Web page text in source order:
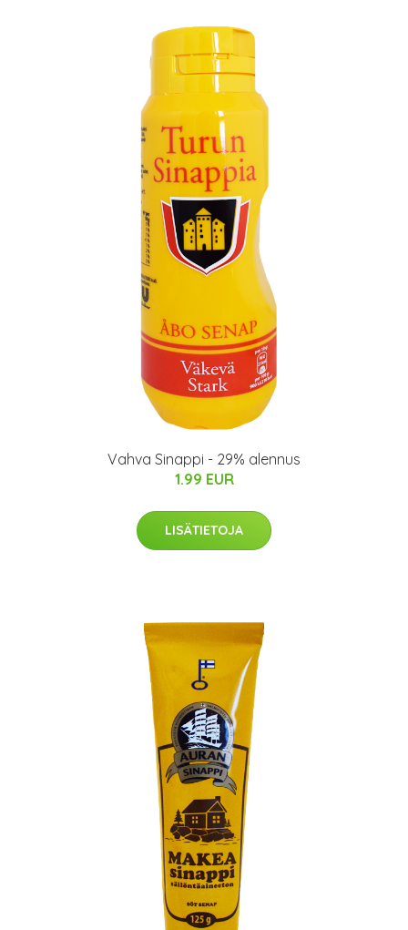
Vahva Sinappi - 29% alennus
1.99 EUR
LISÄTIETOJA